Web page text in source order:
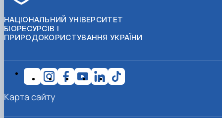
НАЦІОНАЛЬНИЙ УНІВЕРСИТЕТ
БІОРЕСУРСІВ І
ПРИРОДОКОРИСТУВАННЯ УКРАЇНИ
Карта сайту